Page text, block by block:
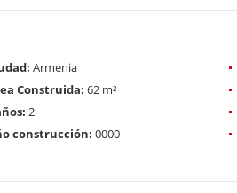
Armenia
Construida: 62 m²
2
construcción: 0000